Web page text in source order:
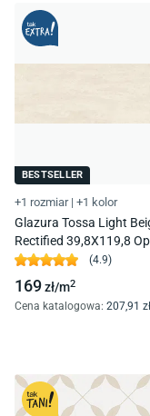
BESTSELLER
+1 rozmiar | +1 kolor
Glazura Tossa Light
Rectified 39,8X119,8
(4.9)
169zł/m2
Cena katalogowa: 207,91